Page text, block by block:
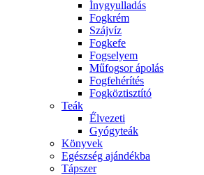
Í́nygyulladás
Fogkrém
Szájvíz
Fogkefe
Fogselyem
Műfogsor ápolás
Fogfehérítés
Fogköztisztító
Teák
É́lvezeti
Gyógyteák
Könyvek
Egészség ajándékba
Tápszer